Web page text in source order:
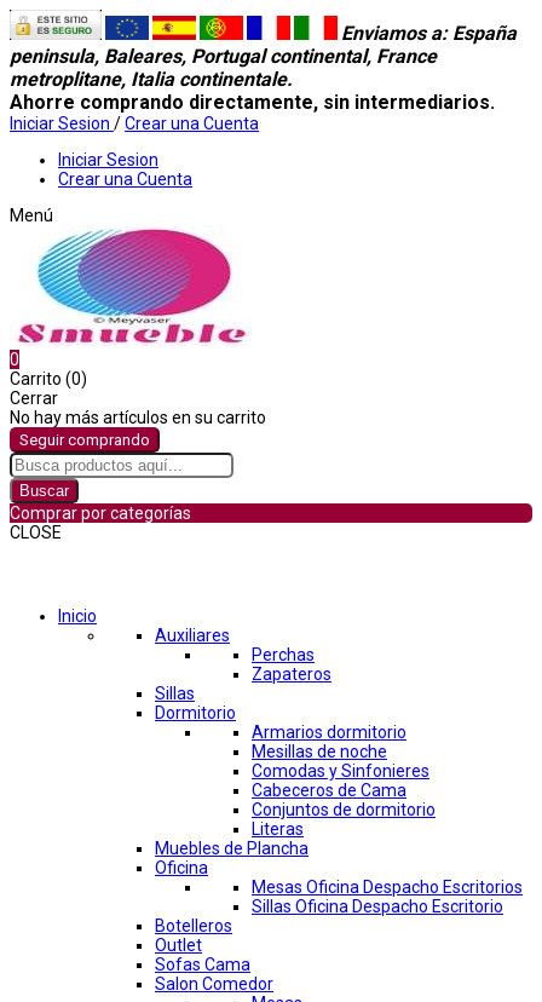
Enviamos a: España
peninsula, Baleares, Portugal continental, France
metroplitane, Italia continentale.
Ahorre comprando directamente, sin intermediarios.
Iniciar Sesion /Crear una Cuenta
Iniciar Sesion
Crear una Cuenta
Menú
0
Carrito (0)
Cerrar
No hay más artículos en su carrito
Seguir comprando
Buscar
Comprar por categorías
CLOSE
Inicio
Auxiliares
Perchas
Zapateros
Sillas
Dormitorio
Armarios dormitorio
Mesillas de noche
Comodas y Sinfonieres
Cabeceros de Cama
Conjuntos de dormitorio
Literas
Muebles de Plancha
Oficina
Mesas Oficina Despacho Escritorios
Sillas Oficina Despacho Escritorio
Botelleros
Outlet
Sofas Cama
Salon Comedor